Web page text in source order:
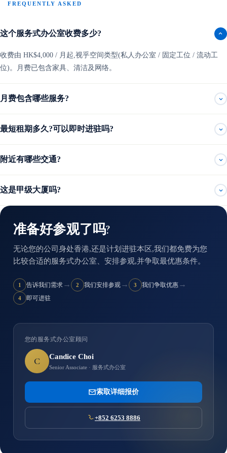
FREQUENTLY ASKED
这个服务式办公室收费多少?
收费由 HK$4,000 / 月起,视乎空间类型(私人办公室 / 固定工位 / 流动工
位)。月费已包含家具、清洁及网络。
月费包含哪些服务?
最短租期多久?可以即时进驻吗?
附近有哪些交通?
这是甲级大厦吗?
准备好参观了吗?
无论您的公司身处香港,还是计划进驻本区,我们都免费为您
比较合适的服务式办公室、安排参观,并争取最优惠条件。
1 告诉我们需求 → 2 我们安排参观 → 3 我们争取优惠 →
4 即可进驻
您的服务式办公室顾问
C Candice Choi
Senior Associate · 服务式办公室
索取详细报价
+852 6253 8886